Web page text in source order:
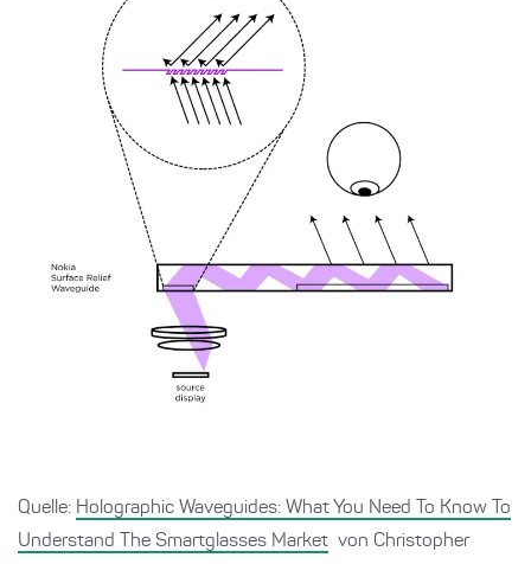
Quelle: Holographic Waveguides: What You Need To Know To
Understand The Smartglasses Market von Christopher